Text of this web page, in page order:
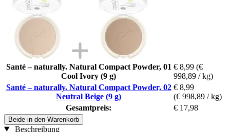
Santé – naturally. Natural Compact Powder, 01
Cool Ivory (9 g)
€ 8,99 (€
998,89 / kg)
Santé – naturally. Natural Compact Powder, 02
Neutral Beige (9 g)
€ 8,99
(€ 998,89 / kg)
Gesamtpreis:
€ 17,98
Beide in den Warenkorb
Beschreibung